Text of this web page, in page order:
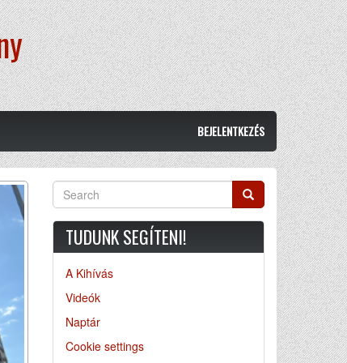
BEJELENTKEZÉS
Search Search
TUDUNK SEGÍTENI!
A Kihívás
Videók
Naptár
Cookie settings